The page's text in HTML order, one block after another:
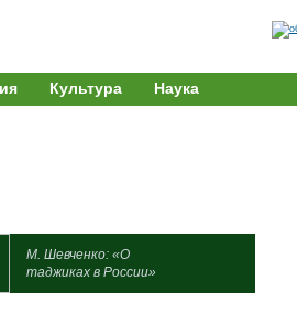
Культура Наука
М. Шевченко: «О
таджиках в России»